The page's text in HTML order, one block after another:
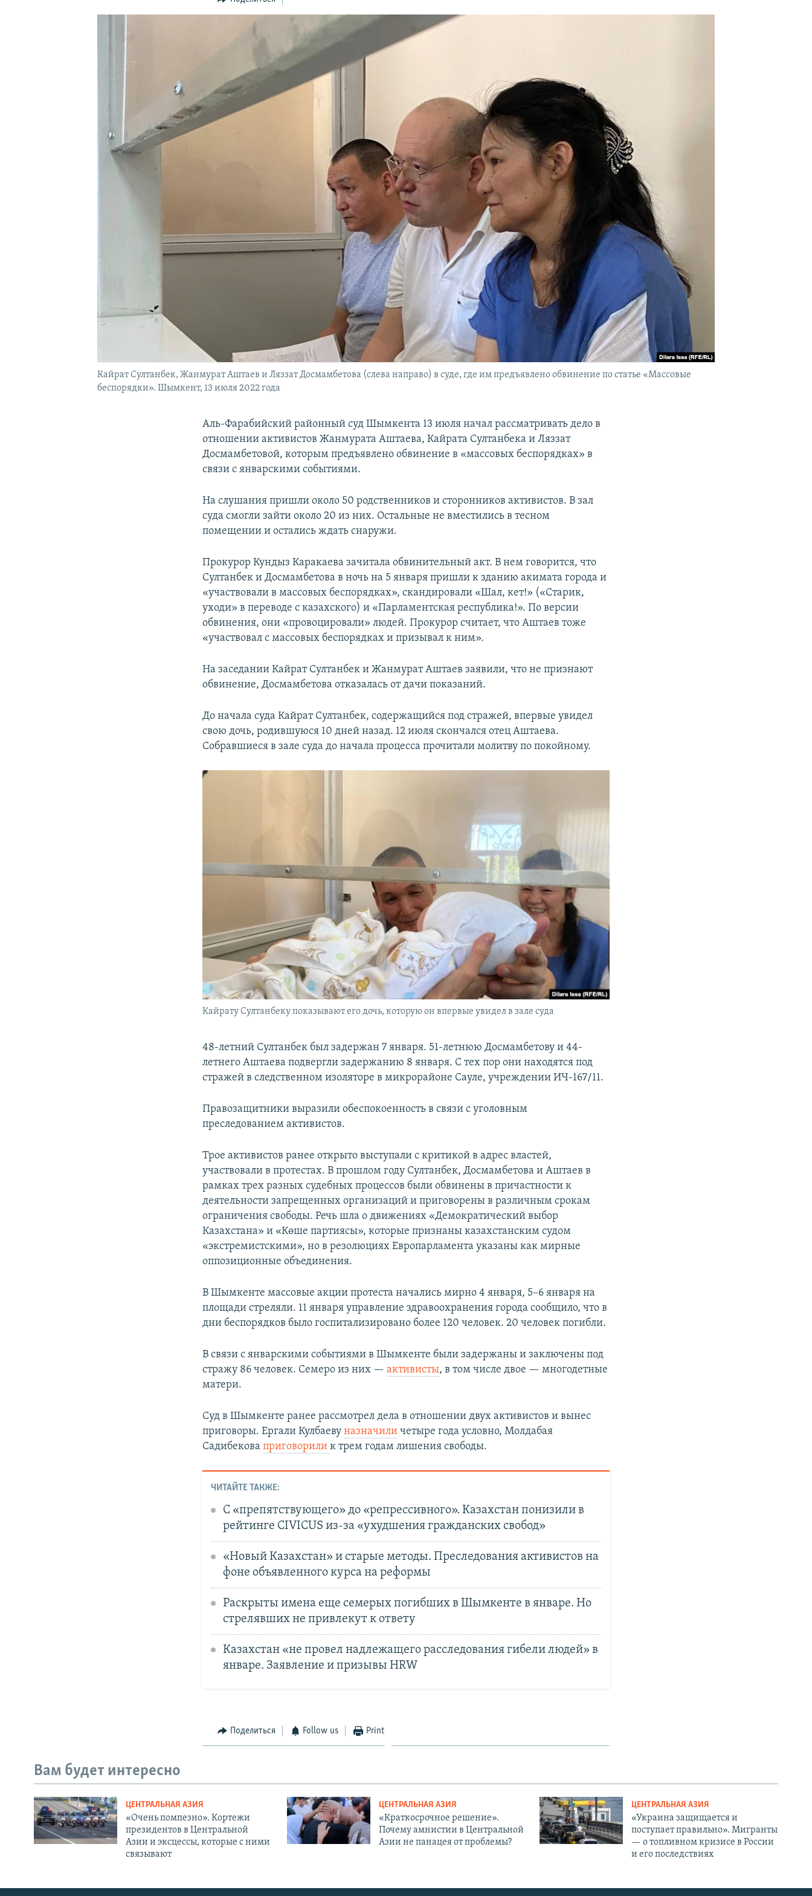
Кайрат Султанбек, Жанмурат Аштаев и Ляззат Досмамбетова (слева направо) в суде, где им предъявлено обвинение по статье «Массовые
беспорядки». Шымкент, 13 июля 2022 года
Аль-Фарабийский районный суд Шымкента 13 июля начал рассматривать дело в
отношении активистов Жанмурата Аштаева, Кайрата Султанбека и Ляззат
Досмамбетовой, которым предъявлено обвинение в «массовых беспорядках» в
связи с январскими событиями.
На слушания пришли около 50 родственников и сторонников активистов. В зал
суда смогли зайти около 20 из них. Остальные не вместились в тесном
помещении и остались ждать снаружи.
Прокурор Кундыз Каракаева зачитала обвинительный акт. В нем говорится, что
Султанбек и Досмамбетова в ночь на 5 января пришли к зданию акимата города и
«участвовали в массовых беспорядках», скандировали «Шал, кет!» («Старик,
уходи» в переводе с казахского) и «Парламентская республика!». По версии
обвинения, они «провоцировали» людей. Прокурор считает, что Аштаев тоже
«участвовал с массовых беспорядках и призывал к ним».
На заседании Кайрат Султанбек и Жанмурат Аштаев заявили, что не признают
обвинение, Досмамбетова отказалась от дачи показаний.
До начала суда Кайрат Султанбек, содержащийся под стражей, впервые увидел
свою дочь, родившуюся 10 дней назад. 12 июля скончался отец Аштаева.
Собравшиеся в зале суда до начала процесса прочитали молитву по покойному.
Кайрату Султанбеку показывают его дочь, которую он впервые увидел в зале суда
48-летний Султанбек был задержан 7 января. 51-летнюю Досмамбетову и 44-
летнего Аштаева подвергли задержанию 8 января. С тех пор они находятся под
стражей в следственном изоляторе в микрорайоне Сауле, учреждении ИЧ-167/11.
Правозащитники выразили обеспокоенность в связи с уголовным
преследованием активистов.
Трое активистов ранее открыто выступали с критикой в адрес властей,
участвовали в протестах. В прошлом году Султанбек, Досмамбетова и Аштаев в
рамках трех разных судебных процессов были обвинены в причастности к
деятельности запрещенных организаций и приговорены в различным срокам
ограничения свободы. Речь шла о движениях «Демократический выбор
Казахстана» и «Көше партиясы», которые признаны казахстанским судом
«экстремистскими», но в резолюциях Европарламента указаны как мирные
оппозиционные объединения.
В Шымкенте массовые акции протеста начались мирно 4 января, 5–6 января на
площади стреляли. 11 января управление здравоохранения города сообщило, что в
дни беспорядков было госпитализировано более 120 человек. 20 человек погибли.
В связи с январскими событиями в Шымкенте были задержаны и заключены под
стражу 86 человек. Семеро из них —активисты, в том числе двое — многодетные
матери.
Суд в Шымкенте ранее рассмотрел дела в отношении двух активистов и вынес
приговоры. Ергали Кулбаевуназначили четыре года условно, Молдабая
Садибековаприговорилик трем годам лишения свободы.
ЧИТАЙТЕ ТАКЖЕ:
С «препятствующего» до «репрессивного». Казахстан понизили в
рейтинге CIVICUS из-за «ухудшения гражданских свобод»
«Новый Казахстан» и старые методы. Преследования активистов на
фоне объявленного курса на реформы
Раскрыты имена еще семерых погибших в Шымкенте в январе. Но
стрелявших не привлекут к ответу
Казахстан «не провел надлежащего расследования гибели людей» в
январе. Заявление и призывы HRW
Поделиться Follow us Print
Вам будет интересно
ЦЕНТРАЛЬНАЯ АЗИЯ
«Очень помпезно». Кортежи
президентов в Центральной
Азии и эксцессы, которые с ними
связывают
ЦЕНТРАЛЬНАЯ АЗИЯ
«Краткосрочное решение».
Почему амнистии в Центральной
Азии не панацея от проблемы?
ЦЕНТРАЛЬНАЯ АЗИЯ
«Украина защищается и
поступает правильно». Мигранты
— о топливном кризисе в России
и его последствиях